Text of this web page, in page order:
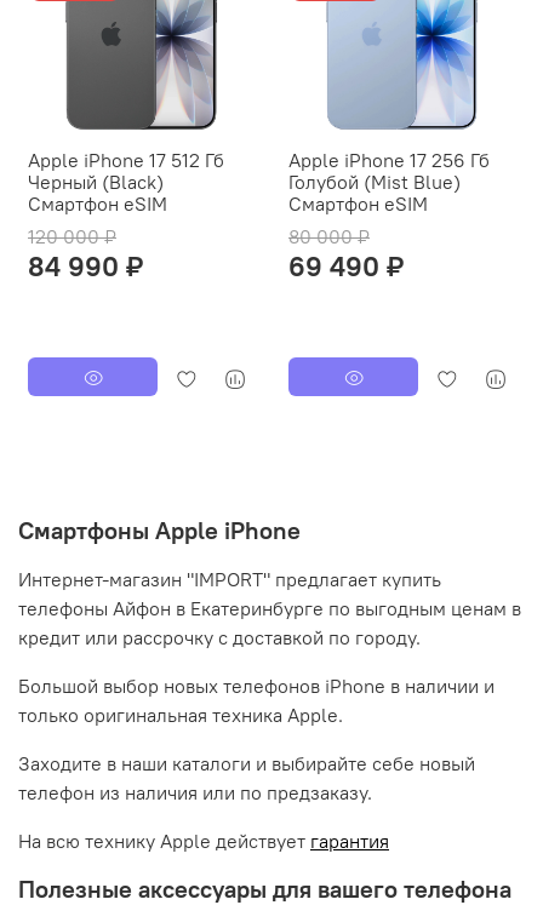
Apple iPhone 17 512 Гб
Черный (Black)
Смартфон eSIM
120 000 ₽
84 990 ₽
Apple iPhone 17 256 Гб
Голубой (Mist Blue)
Смартфон eSIM
80 000 ₽
69 490 ₽
Смартфоны Apple iPhone
Интернет-магазин "IMPORT" предлагает купить
телефоны Айфон в Екатеринбурге по выгодным ценам в
кредит или рассрочку с доставкой по городу.
Большой выбор новых телефонов iPhone в наличии и
только оригинальная техника Apple.
Заходите в наши каталоги и выбирайте себе новый
телефон из наличия или по предзаказу.
На всю технику Apple действует гарантия
Полезные аксессуары для вашего телефона